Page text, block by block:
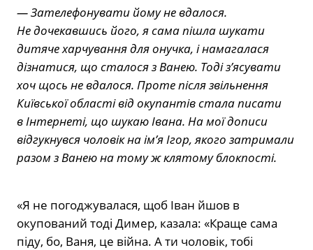
— Зателефонувати йому не вдалося.
Не дочекавшись його, я сама пішла шукати
дитяче харчування для онучка, і намагалася
дізнатися, що сталося з Ванею. Тоді з’ясувати
хоч щось не вдалося. Проте після звільнення
Київської області від окупантів стала писати
в Інтернеті, що шукаю Івана. На мої дописи
відгукнувся чоловік на ім’я Ігор, якого затримали
разом з Ванею на тому ж клятому блокпості.
«Я не погоджувалася, щоб Іван йшов в
окупований тоді Димер, казала: «Краще сама
піду, бо, Ваня, це війна. А ти чоловік, тобі